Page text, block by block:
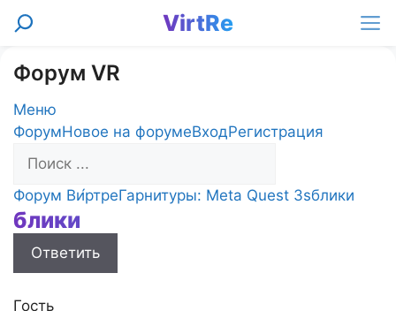
Перейти
VirtRe
Поиск
Форум VR
Меню
Навигация
Форума
ФорумНовое на форумеВходРегистрация
Форум
breadcrumbs
-
Вы
Форум Ви́ртреГарнитуры: Meta Quest 3sблики
блики
Ответить
Гость